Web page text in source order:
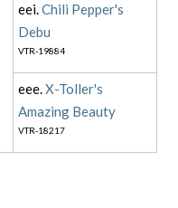
eei.Chili Pepper's
Debu
VTR-19884
eee.X-Toller's
Amazing Beauty
VTR-18217